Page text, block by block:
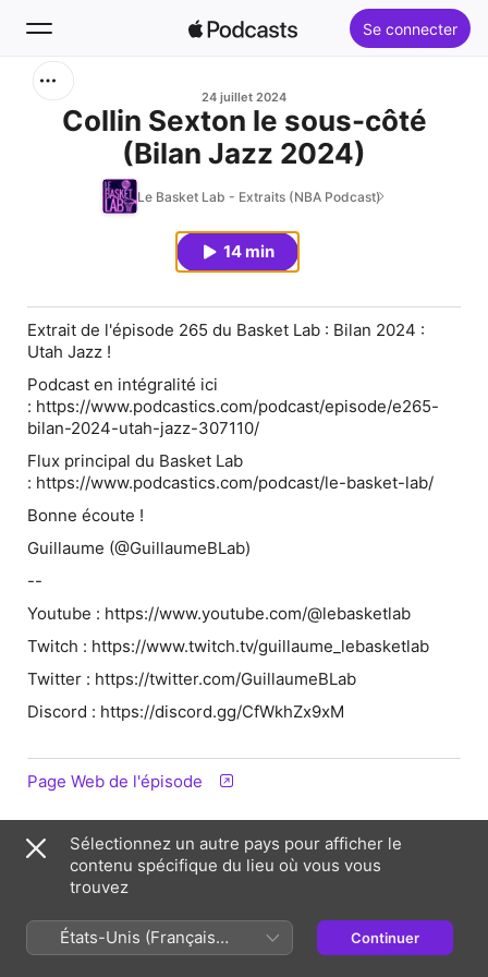
Se connecter
Nouveautés
24 juillet 2024
Collin Sexton le sous-côté
(Bilan Jazz 2024)
Le Basket Lab - Extraits (NBA Podcast)
14 min
Extrait de l'épisode 265 du Basket Lab : Bilan 2024 :
Utah Jazz !
Podcast en intégralité ici
: https://www.podcastics.com/podcast/episode/e265-
bilan-2024-utah-jazz-307110/
Flux principal du Basket Lab
: https://www.podcastics.com/podcast/le-basket-lab/
Bonne écoute !
Guillaume (@GuillaumeBLab)
--
Youtube : https://www.youtube.com/@lebasketlab
Twitch : https://www.twitch.tv/guillaume_lebasketlab
Twitter : https://twitter.com/GuillaumeBLab
Discord : https://discord.gg/CfWkhZx9xM
Page Web de l'épisode
Informations
Émission
Publiée
Sélectionnez un autre pays pour afficher le
contenu spécifique du lieu où vous vous
trouvez
États-Unis (Français
France)
Continuer